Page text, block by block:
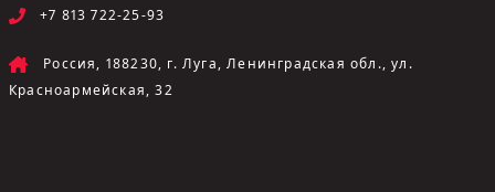
+7 813 722-25-93
Россия, 188230, г. Луга, Ленинградская обл., ул.
Красноармейская, 32